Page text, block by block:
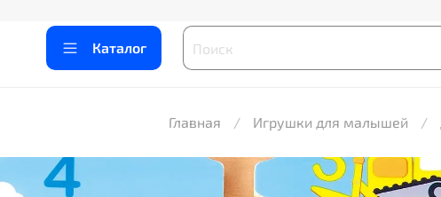
Каталог
Главная Игрушки для малышей